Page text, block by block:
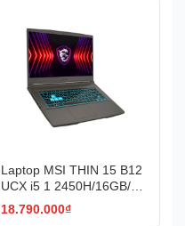
Laptop MSI THIN 15 B12
UCX i5 1 2450H/16GB/51
2GB/4GB RTX3050/15.6"
F/144Hz/WIN11/(2045VN)
18.790.000₫